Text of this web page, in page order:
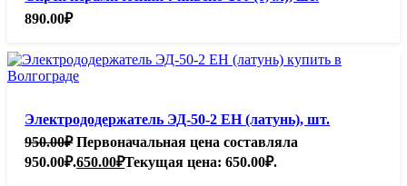
890.00₽
Электрододержатель ЭД-50-2 ЕН (латунь), шт.
950.00₽ Первоначальная цена составляла
950.00₽.650.00₽Текущая цена: 650.00₽.